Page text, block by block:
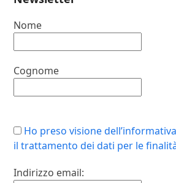
Nome
Cognome
Ho preso visione
il trattamento dei dati per le
Indirizzo email: